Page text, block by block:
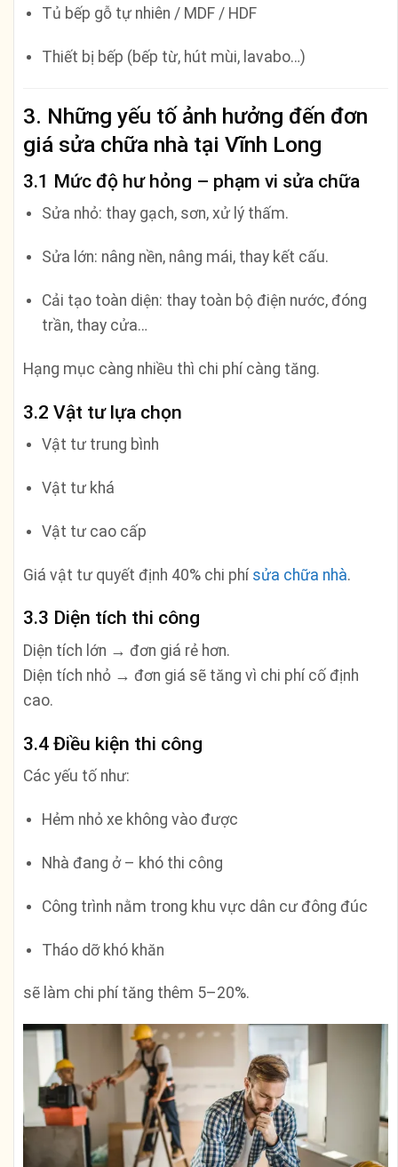
Tủ bếp gỗ tự nhiên / MDF / HDF
Thiết bị bếp (bếp từ, hút mùi, lavabo…)
3. Những yếu tố ảnh hưởng đến đơn
giá sửa chữa nhà tại Vĩnh Long
3.1 Mức độ hư hỏng – phạm vi sửa chữa
Sửa nhỏ: thay gạch, sơn, xử lý thấm.
Sửa lớn: nâng nền, nâng mái, thay kết cấu.
Cải tạo toàn diện: thay toàn bộ điện nước, đóng
trần, thay cửa…
Hạng mục càng nhiều thì chi phí càng tăng.
3.2 Vật tư lựa chọn
Vật tư trung bình
Vật tư khá
Vật tư cao cấp
Giá vật tư quyết định 40% chi phí sửa chữa nhà.
3.3 Diện tích thi công
Diện tích lớn → đơn giá rẻ hơn.
Diện tích nhỏ → đơn giá sẽ tăng vì chi phí cố định
cao.
3.4 Điều kiện thi công
Các yếu tố như:
Hẻm nhỏ xe không vào được
Nhà đang ở – khó thi công
Công trình nằm trong khu vực dân cư đông đúc
Tháo dỡ khó khăn
sẽ làm chi phí tăng thêm 5–20%.